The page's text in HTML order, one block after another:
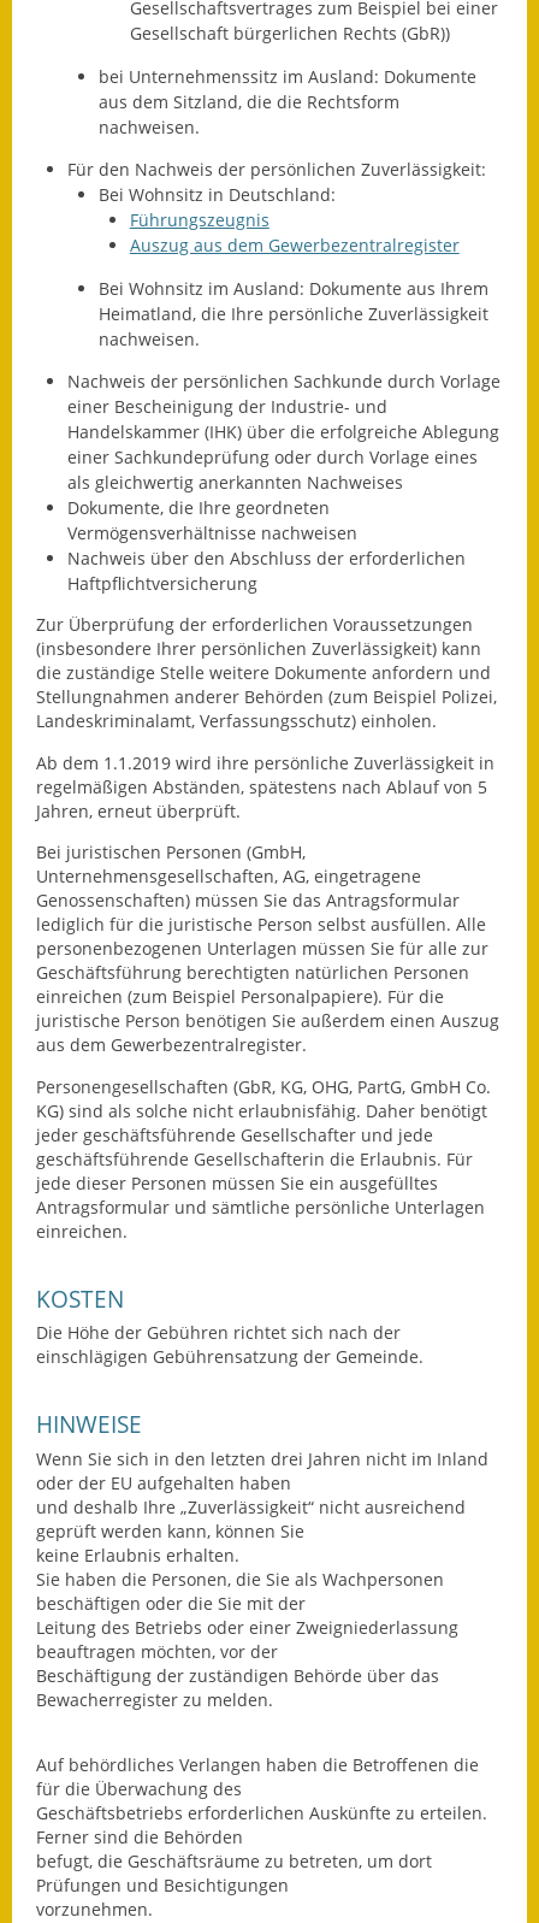
Wahlen
Was erledige ich wo?
Bauen und Wohnen
Baugebiete & Bauplätze
Bauwasser/Wasser/Abwasser
Bodenrichtwerte
Flächennutzungsplan
Gerätehütten
Gutachterausschuss
Mietspiegel
Rückstausicherung von
Hochwassergefahrenkarte
Gemeindehalle und
Bürgerhaus
Grundschule &
Kernzeitbetreuung
Integration und Asyl
Bevölkerungsschutz
Kinderbetreuung
Nahverkehr
Ver- & Entsorgung
Klimaschutzagentur
Freizeit- & Sportstätten
Gesundheit & Soziales
Kirchen
Termine &
Veranstaltungen
Wirtschaft
Baumaßnahmen
Gesellschaftsvertrages zum Beispiel bei einer
Gesellschaft bürgerlichen Rechts (GbR))
bei Unternehmenssitz im Ausland: Dokumente
aus dem Sitzland, die die Rechtsform
nachweisen.
Für den Nachweis der persönlichen Zuverlässigkeit:
Bei Wohnsitz in Deutschland:
Führungszeugnis
Auszug aus dem Gewerbezentralregister
Bei Wohnsitz im Ausland: Dokumente aus Ihrem
Heimatland, die Ihre persönliche Zuverlässigkeit
nachweisen.
Nachweis der persönlichen Sachkunde durch Vorlage
einer Bescheinigung der Industrie- und
Handelskammer (IHK) über die erfolgreiche Ablegung
einer Sachkundeprüfung oder durch Vorlage eines
als gleichwertig anerkannten Nachweises
Dokumente, die Ihre geordneten
Vermögensverhältnisse nachweisen
Nachweis über den Abschluss der erforderlichen
Haftpflichtversicherung
Zur Überprüfung der erforderlichen Voraussetzungen
(insbesondere Ihrer persönlichen Zuverlässigkeit) kann
die zuständige Stelle weitere Dokumente anfordern und
Stellungnahmen anderer Behörden (zum Beispiel Polizei,
Landeskriminalamt, Verfassungsschutz) einholen.
Ab dem 1.1.2019 wird ihre persönliche Zuverlässigkeit in
regelmäßigen Abständen, spätestens nach Ablauf von 5
Jahren, erneut überprüft.
Bei juristischen Personen (GmbH,
Unternehmensgesellschaften, AG, eingetragene
Genossenschaften) müssen Sie das Antragsformular
lediglich für die juristische Person selbst ausfüllen. Alle
personenbezogenen Unterlagen müssen Sie für alle zur
Geschäftsführung berechtigten natürlichen Personen
einreichen (zum Beispiel Personalpapiere). Für die
juristische Person benötigen Sie außerdem einen Auszug
aus dem Gewerbezentralregister.
Personengesellschaften (GbR, KG, OHG, PartG, GmbH Co.
KG) sind als solche nicht erlaubnisfähig. Daher benötigt
jeder geschäftsführende Gesellschafter und jede
geschäftsführende Gesellschafterin die Erlaubnis. Für
jede dieser Personen müssen Sie ein ausgefülltes
Antragsformular und sämtliche persönliche Unterlagen
einreichen.
KOSTEN
Die Höhe der Gebühren richtet sich nach der
einschlägigen Gebührensatzung der Gemeinde.
HINWEISE
Wenn Sie sich in den letzten drei Jahren nicht im Inland
oder der EU aufgehalten haben
und deshalb Ihre „Zuverlässigkeit“ nicht ausreichend
geprüft werden kann, können Sie
keine Erlaubnis erhalten.
Sie haben die Personen, die Sie als Wachpersonen
beschäftigen oder die Sie mit der
Leitung des Betriebs oder einer Zweigniederlassung
beauftragen möchten, vor der
Beschäftigung der zuständigen Behörde über das
Bewacherregister zu melden.
Auf behördliches Verlangen haben die Betroffenen die
für die Überwachung des
Geschäftsbetriebs erforderlichen Auskünfte zu erteilen.
Ferner sind die Behörden
befugt, die Geschäftsräume zu betreten, um dort
Prüfungen und Besichtigungen
vorzunehmen.